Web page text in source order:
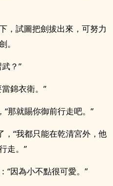
，試圖把劍拔出來，可努力
。
？”
錦衣衛。”
“那就賜你御前行走吧。”
，“我都只能在乾清宮外，他
走。”
“因為小不點很可愛。”